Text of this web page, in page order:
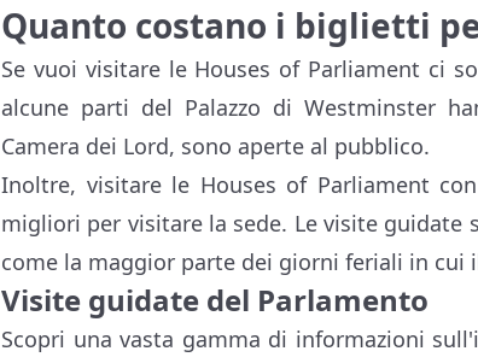
Quanto costano i biglietti
Se vuoi visitare le Houses of Parliament ci
alcune parti del Palazzo di Westminster
Camera dei Lord, sono aperte al pubblico.
Inoltre, visitare le Houses of Parliament
migliori per visitare la sede. Le visite
come la maggior parte dei giorni feriali in cui
Visite guidate del Parlamento
Scopri una vasta gamma di informazioni